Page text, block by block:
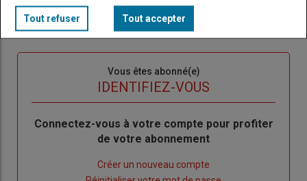
Vous êtes abonné(e)
IDENTIFIEZ-VOUS
Body
Connectez-vous à votre compte pour profiter
de votre abonnement
Créer un nouveau compte
Tout refuser Tout accepter